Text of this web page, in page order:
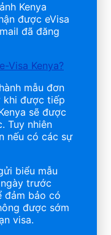
Kenya
được eVisa
đã đăng
Visa Kenya?
mẫu đơn
khi được tiếp
sẽ được
Tuy nhiên
nếu có các sự
biểu mẫu
trước
đảm bảo có
được sớm
visa.